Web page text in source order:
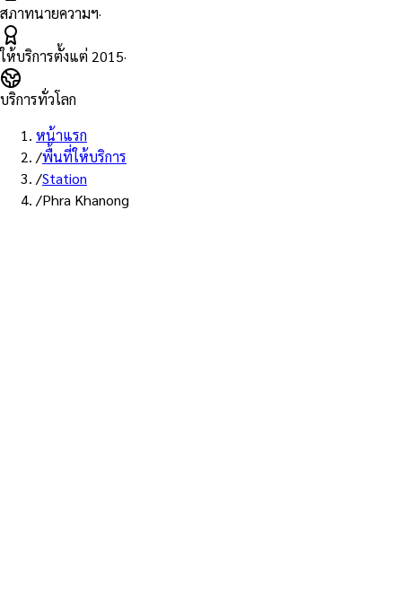
สภาทนายความฯ·
ให้บริการตั้งแต่ 2015·
บริการทั่วโลก
หน้าแรก
/พื้นที่ให้บริการ
/Station
/Phra Khanong